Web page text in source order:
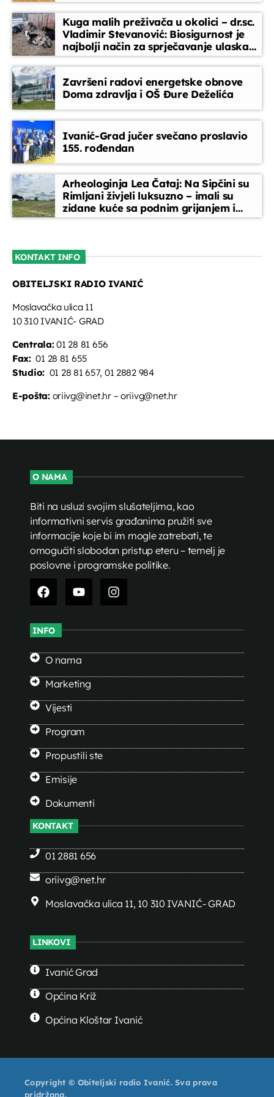
Kuga malih preživača u okolici – dr.sc.
Vladimir Stevanović: Biosigurnost je
najbolji način za sprječavanje ulaska
bolesti
Završeni radovi energetske obnove
Doma zdravlja i OŠ Đure Deželića
Ivanić-Grad jučer svečano proslavio
155. rođendan
Arheologinja Lea Čataj: Na Sipčini su
Rimljani živjeli luksuzno – imali su
zidane kuće sa podnim grijanjem i
oslikanim zidovima
KONTAKT INFO
OBITELJSKI RADIO IVANIĆ
Moslavačka ulica 11
10 310 IVANIĆ- GRAD
Centrala:01 28 81 656
Fax:01 28 81 655
Studio: 01 28 81 657, 01 2882 984
E-pošta:oriivg@inet.hr – oriivg@net.hr
O NAMA
Biti na usluzi svojim slušateljima, kao
informativni servis građanima pružiti sve
informacije koje bi im mogle zatrebati, te
omogućiti slobodan pristup eteru – temelj je
poslovne i programske politike.
INFO
O nama
Marketing
Vijesti
Program
Propustili ste
Emisije
Dokumenti
KONTAKT
01 2881 656
oriivg@net.hr
Moslavačka ulica 11, 10 310 IVANIĆ- GRAD
LINKOVI
Ivanić Grad
Općina Križ
Općina Kloštar Ivanić
Copyright © Obiteljski radio Ivanić. Sva prava
pridržana.